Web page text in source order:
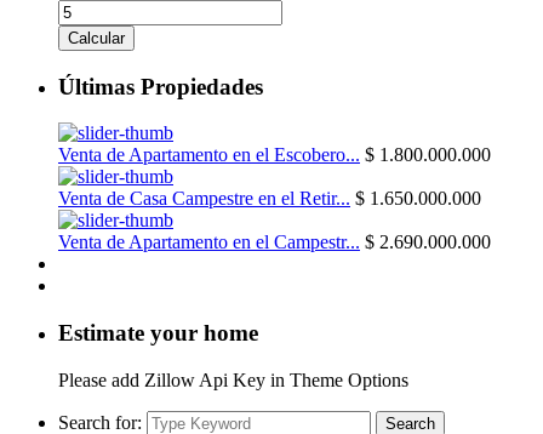
Calcular
Últimas Propiedades
Venta de Apartamento en el Escobero... $ 1.800.000.000
Venta de Casa Campestre en el Retir... $ 1.650.000.000
Venta de Apartamento en el Campestr... $ 2.690.000.000
Estimate your home
Please add Zillow Api Key in Theme Options
Search for: Search